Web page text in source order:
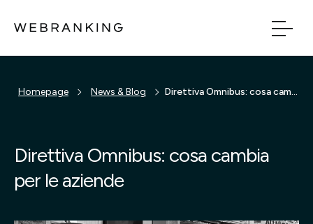
Build
Bridge
Homepage News & Blog Direttiva Omnibus: cosa cambia per le aziende
Direttiva Omnibus: cosa cambia
per le aziende